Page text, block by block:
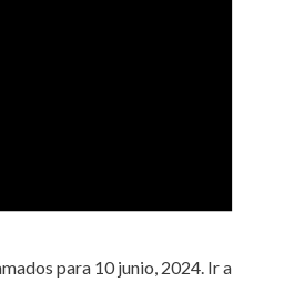
para 10 junio, 2024. Ir a